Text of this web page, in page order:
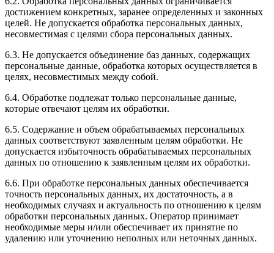
достижением конкретных, заранее определенных и законных
целей. Не допускается обработка персональных данных,
несовместимая с целями сбора персональных данных.
6.3. Не допускается объединение баз данных, содержащих
персональные данные, обработка которых осуществляется в
целях, несовместимых между собой.
6.4. Обработке подлежат только персональные данные,
которые отвечают целям их обработки.
6.5. Содержание и объем обрабатываемых персональных
данных соответствуют заявленным целям обработки. Не
допускается избыточность обрабатываемых персональных
данных по отношению к заявленным целям их обработки.
6.6. При обработке персональных данных обеспечивается
точность персональных данных, их достаточность, а в
необходимых случаях и актуальность по отношению к целям
обработки персональных данных. Оператор принимает
необходимые меры и/или обеспечивает их принятие по
удалению или уточнению неполных или неточных данных.